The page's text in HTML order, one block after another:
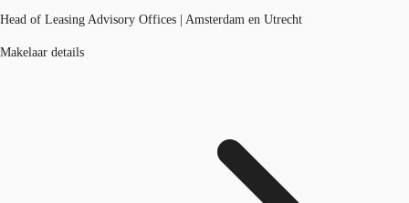
Head of Leasing Advisory Offices | Amsterdam en Utrecht
Makelaar details